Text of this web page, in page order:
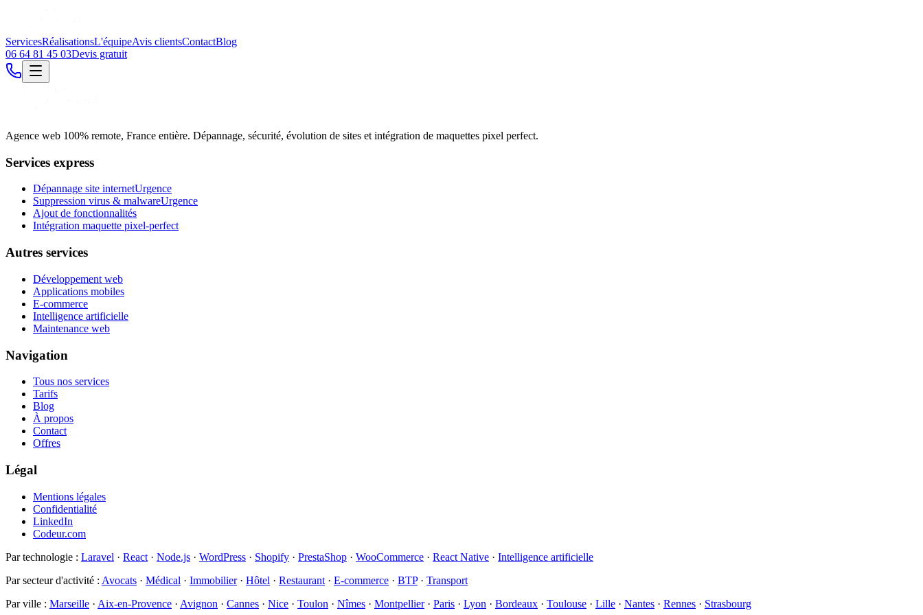
ServicesRéalisationsL'équipeAvis clientsContactBlog
06 64 81 45 03Devis gratuit
Agence web 100% remote, France entière. Dépannage, sécurité, évolution de sites et intégration de maquettes pixel perfect.
Services express
Dépannage site internetUrgence
Suppression virus & malwareUrgence
Ajout de fonctionnalités
Intégration maquette pixel-perfect
Autres services
Développement web
Applications mobiles
E-commerce
Intelligence artificielle
Maintenance web
Navigation
Tous nos services
Tarifs
Blog
À propos
Contact
Offres
Légal
Mentions légales
Confidentialité
LinkedIn
Codeur.com
Par technologie : Laravel · React · Node.js · WordPress · Shopify · PrestaShop · WooCommerce · React Native · Intelligence artificielle
Par secteur d'activité : Avocats · Médical · Immobilier· Hôtel · Restaurant · E-commerce · BTP· Transport
Par ville : Marseille · Aix-en-Provence · Avignon · Cannes · Nice · Toulon · Nîmes · Montpellier· Paris · Lyon · Bordeaux · Toulouse · Lille · Nantes · Rennes · Strasbourg